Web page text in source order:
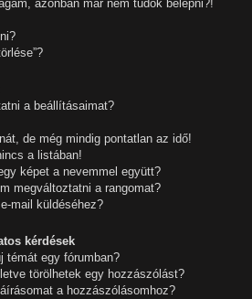
azonban már nem tudok belépni?!
a beállításaimat?
de még mindig pontatlan az idő!
a listában!
képet a nevemmel együtt?
megváltoztatni a rangomat?
mail küldéséhez?
kérdések
témát egy fórumban?
törölhetek egy hozzászólást?
a hozzászólásomhoz?